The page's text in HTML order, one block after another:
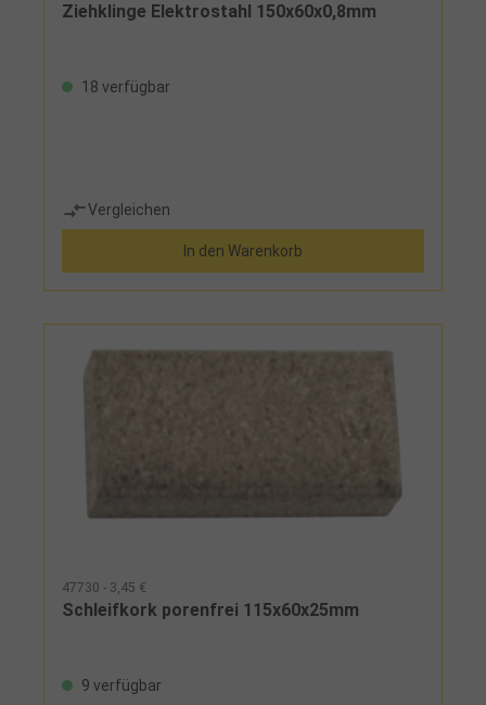
Ziehklinge Elektrostahl 150x60x0,8mm
18 verfügbar
Vergleichen
In den Warenkorb
47730 - 3,45 €
Schleifkork porenfrei 115x60x25mm
9 verfügbar